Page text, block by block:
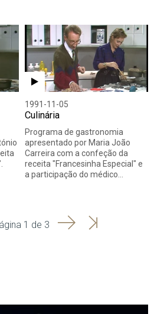
1991-11-05
Culinária
Programa de gastronomia
apresentado por Maria João
Carreira com a confeção da
receita "Francesinha Especial" e
a participação do médico…
1 de 3 SeguinteÚltima